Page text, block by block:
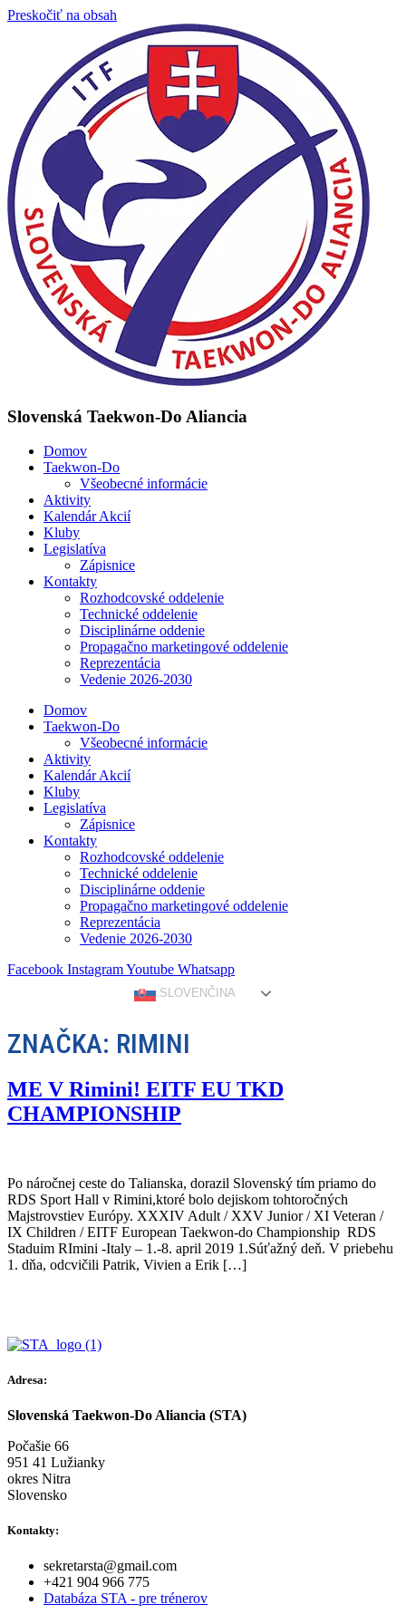
Preskočiť na obsah
Slovenská Taekwon-Do Aliancia
Domov
Taekwon-Do
Všeobecné informácie
Aktivity
Kalendár Akcií
Kluby
Legislatíva
Zápisnice
Kontakty
Rozhodcovské oddelenie
Technické oddelenie
Disciplinárne oddenie
Propagačno marketingové oddelenie
Reprezentácia
Vedenie 2026-2030
Domov
Taekwon-Do
Všeobecné informácie
Aktivity
Kalendár Akcií
Kluby
Legislatíva
Zápisnice
Kontakty
Rozhodcovské oddelenie
Technické oddelenie
Disciplinárne oddenie
Propagačno marketingové oddelenie
Reprezentácia
Vedenie 2026-2030
Facebook InstagramYoutube Whatsapp
SLOVENČINA
ZNAČKA: RIMINI
ME V Rimini! EITF EU TKD
CHAMPIONSHIP
Po náročnej ceste do Talianska, dorazil Slovenský tím priamo do
RDS Sport Hall v Rimini,ktoré bolo dejiskom tohtoročných
Majstrovstiev Európy. XXXIV Adult / XXV Junior / XI Veteran /
IX Children / EITF European Taekwon-do Championship RDS
Staduim RImini -Italy – 1.-8. april 2019 1.Súťažný deň. V priebehu
1. dňa, odcvičili Patrik, Vivien a Erik […]
Adresa:
Slovenská Taekwon-Do Aliancia (STA)
Počašie 66
951 41 Lužianky
okres Nitra
Slovensko
Kontakty:
sekretarsta@gmail.com
+421 904 966 775
Databáza STA - pre trénerov